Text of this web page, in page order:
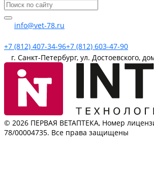
info@vet-78.ru
+7 (812) 407-34-96+7 (812) 603-47-90
г. Санкт-Петербург, ул. Достоевского,
© 2026 ПЕРВАЯ ВЕТАПТЕКА, Номер
78/00004735. Все права защищены